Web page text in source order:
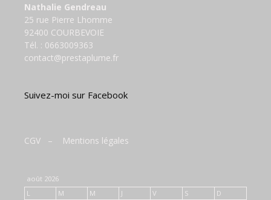
Nathalie Gendreau
25 rue Pierre Lhomme
92400 COURBEVOIE
Tél. : 0663009363
contact@prestaplume.fr
Suivez-moi sur Facebook
CGV – Mentions légales
août 2026
L
M M J V S D